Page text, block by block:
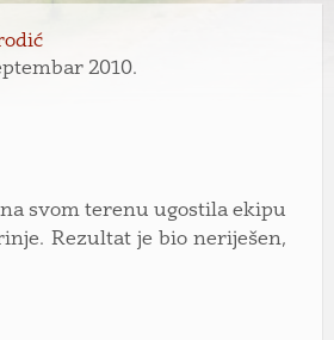
2010.
svom terenu ugostila ekipu
Rezultat je bio neriješen,